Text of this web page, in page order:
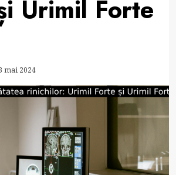
Urimil Forte
mai 2024